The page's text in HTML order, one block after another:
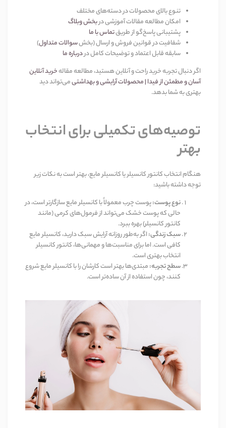
تنوع بالای محصولات در دسته‌های مختلف
امکان مطالعه مقالات آموزشی دربخش وبلاگ
پشتیبانی پاسخ‌گو از طریقتماس با ما
شفافیت در قوانین فروش و ارسال (بخشسوالات متداول)
سابقه قابل اعتماد و توضیحات کامل دردرباره ما
اگر دنبال تجربه خرید راحت و آنلاین هستید، مطالعه مقالهخرید آنلاین
آسان و مطمئن از فیدا | محصولات آرایشی و بهداشتیمی‌تواند دید
بهتری به شما بدهد.
توصیه‌های تکمیلی برای انتخاب
بهتر
هنگام انتخاب کانتور کانسیلر یا کانسیلر مایع، بهتر است به نکات زیر
توجه داشته باشید:
نوع پوست:پوست چرب معمولاً با کانسیلر مایع سازگارتر است، در
حالی که پوست خشک می‌تواند از فرمول‌های کرمی (مانند
کانتور کانسیلر) بهره ببرد.
سبک زندگی:اگر به‌طور روزانه آرایش سبک دارید، کانسیلر مایع
کافی است. اما برای مناسبت‌ها و مهمانی‌ها، کانتور کانسیلر
انتخاب بهتری است.
سطح تجربه:مبتدی‌ها بهتر است کارشان را با کانسیلر مایع شروع
کنند، چون استفاده از آن ساده‌تر است.